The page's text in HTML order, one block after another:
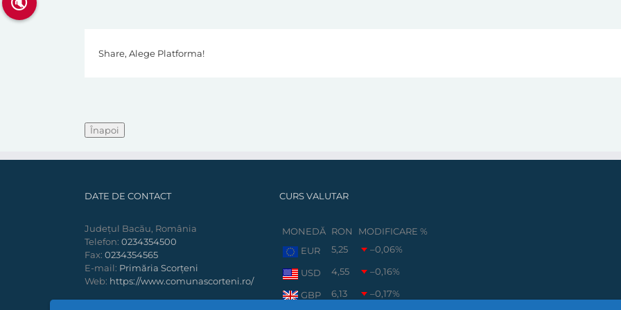
Share, Alege Platforma!
DATE DE CONTACT
Județul Bacău, România
Telefon: 0234354500
Fax: 0234354565
E-mail: Primăria Scorțeni
Web: https://www.comunascorteni.ro/
CURS VALUTAR
MONEDĂ RON
MODIFICARE %
EUR
5,25 –0,06%
USD 4,55 –0,16%
GBP 6,13 –0,17%